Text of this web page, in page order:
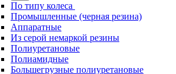
По типу колеса
Промышленные (черная резина)
Аппаратные
Из серой немаркой резины
Полиуретановые
Полиамидные
Большегрузные полиуретановые